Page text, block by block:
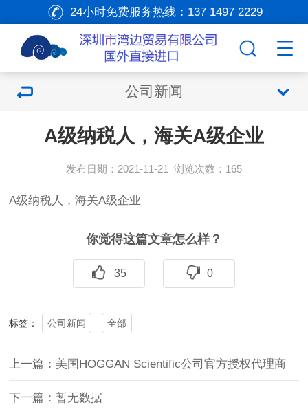
24小时免费服务热线： 137 1497 2229
公司新闻
A级纳税人，海关A级企业
发布日期：2021-11-21 浏览次数： 165
A级纳税人，海关A级企业
你觉得这篇文章怎么样？
35 0
标签： 公司新闻 全部
上一篇：美国HOGGAN Scientific公司官方授权代理商
下一篇：暂无数据